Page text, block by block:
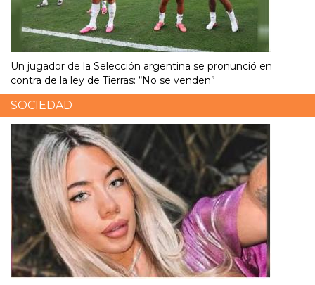
Un jugador de la Selección argentina se pronunció en
contra de la ley de Tierras: “No se venden”
SOCIEDAD